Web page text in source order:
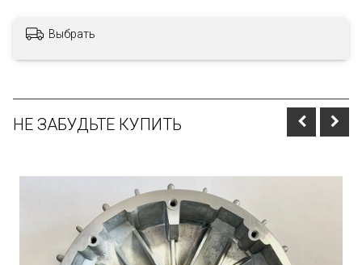
Выбрать
НЕ ЗАБУДЬТЕ КУПИТЬ